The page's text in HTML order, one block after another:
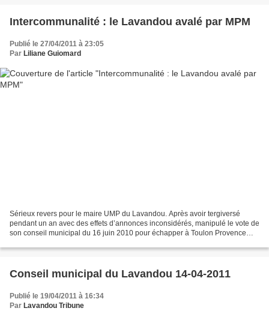
Intercommunalité : le Lavandou avalé par MPM
Publié le 27/04/2011 à 23:05
Par Liliane Guiomard
Sérieux revers pour le maire UMP du Lavandou. Après avoir tergiversé
pendant un an avec des effets d’annonces inconsidérés, manipulé le vote de
son conseil municipal du 16 juin 2010 pour échapper à Toulon Provence
Conseil municipal du Lavandou 14-04-2011
Publié le 19/04/2011 à 16:34
Par Lavandou Tribune